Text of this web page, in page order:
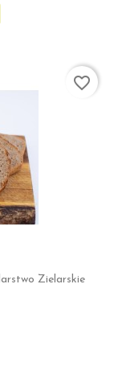
Zielarskie
favorite_border